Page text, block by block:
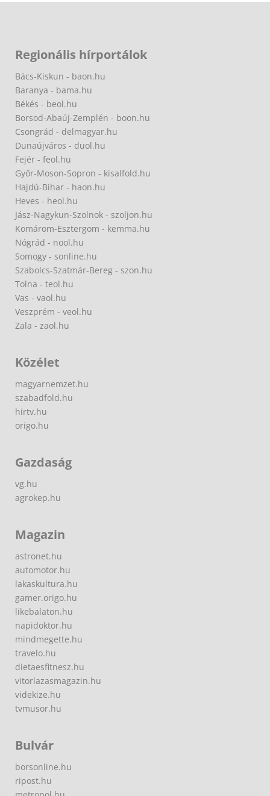
Regionális hírportálok
Bács-Kiskun - baon.hu
Baranya - bama.hu
Békés - beol.hu
Borsod-Abaúj-Zemplén - boon.hu
Csongrád - delmagyar.hu
Dunaújváros - duol.hu
Fejér - feol.hu
Győr-Moson-Sopron - kisalfold.hu
Hajdú-Bihar - haon.hu
Heves - heol.hu
Jász-Nagykun-Szolnok - szoljon.hu
Komárom-Esztergom - kemma.hu
Nógrád - nool.hu
Somogy - sonline.hu
Szabolcs-Szatmár-Bereg - szon.hu
Tolna - teol.hu
Vas - vaol.hu
Veszprém - veol.hu
Zala - zaol.hu
Közélet
magyarnemzet.hu
szabadfold.hu
hirtv.hu
origo.hu
Gazdaság
vg.hu
agrokep.hu
Magazin
astronet.hu
automotor.hu
lakaskultura.hu
gamer.origo.hu
likebalaton.hu
napidoktor.hu
mindmegette.hu
travelo.hu
dietaesfitnesz.hu
vitorlazasmagazin.hu
videkize.hu
tvmusor.hu
Bulvár
borsonline.hu
ripost.hu